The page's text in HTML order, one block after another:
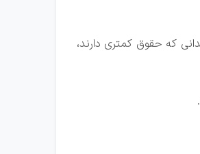
بود. بر این اساس، کارمندانی که حقوق کمتری دارند،